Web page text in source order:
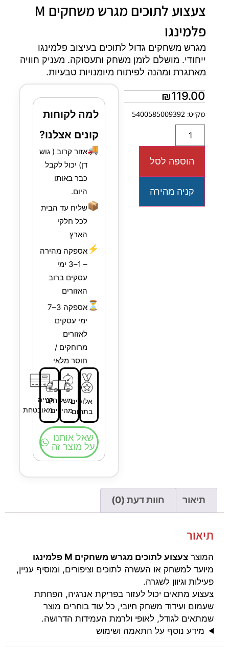
צעצוע לתוכים מגרש משחקים M
פלמינגו
מגרש משחקים גדול לתוכים בעיצוב פלמינגו
ייחודי. מושלם לזמן משחק ותעסוקה. מעניק חוויה
מאתגרת ומהנה לפיתוח מיומנויות טבעיות.
₪119.00
מק״ט: 5400585009392
הוספה לסל
קניה מהירה
למה לקוחות
קונים אצלנו?
🚚אזור קרוב ( גוש
דן) יכול לקבל
כבר באותו
היום.
📦שליח עד הבית
לכל חלקי
הארץ
⚡אספקה מהירה
– 1–3 ימי
עסקים ברוב
האזורים
⏳
אספקה 3–7
ימי עסקים
לאזורים
מרוחקים /
חוסר מלאי
אלופים
בתחום
משלוחים
מהירים
קנייה
מאובטחת
שאל אותנו
על מוצר זה
תיאור חוות דעת (0)
תיאור
המוצר צעצוע לתוכים מגרש משחקים M פלמינגו
מיועד למשחק או העשרה לתוכים וציפורים, ומוסיף עניין,
פעילות וגיוון לשגרה.
צעצוע מתאים יכול לעזור בפריקת אנרגיה, הפחתת
שעמום ועידוד משחק חיובי, כל עוד בוחרים מוצר
שמתאים לגודל, לאופי ולרמת העמידות הדרושה.
מידע נוסף על התאמה ושימוש